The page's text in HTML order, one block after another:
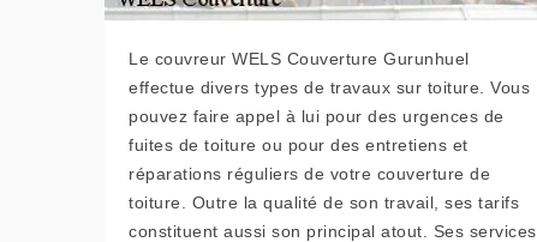
Le couvreur WELS Couverture Gurunhuel
effectue divers types de travaux sur toiture. Vous
pouvez faire appel à lui pour des urgences de
fuites de toiture ou pour des entretiens et
réparations réguliers de votre couverture de
toiture. Outre la qualité de son travail, ses tarifs
constituent aussi son principal atout. Ses services